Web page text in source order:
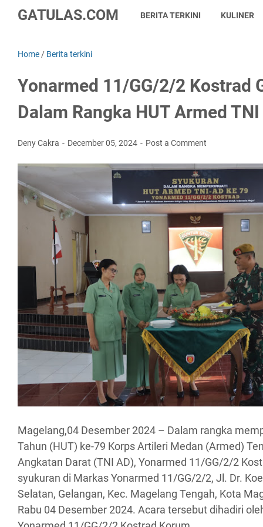
GATULAS.COM BERITA TERKINI KULINER
Home / Berita terkini
Yonarmed 11/GG/2/2 Kostrad
Dalam Rangka HUT Armed
Deny Cakra December 05, 2024 Post a Comment
Magelang,04 Desember 2024 – Dalam rangka
Tahun (HUT) ke-79 Korps Artileri Medan (Armed)
Angkatan Darat (TNI AD), Yonarmed 11/GG/2/2
syukuran di Markas Yonarmed 11/GG/2/2, Jl. Dr.
Selatan, Gelangan, Kec. Magelang Tengah, Kota
Rabu 04 Desember 2024. Acara tersebut dihadiri